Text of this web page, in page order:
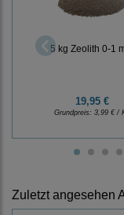
5 kg Zeolith 0-1
19,95 €
Grundpreis: 3,99 € /
Zuletzt angesehen